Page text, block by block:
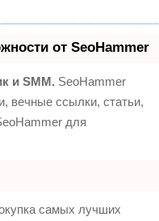
от SeoHammer
и SMM. SeoHammer
вечные ссылки, статьи,
для
самых лучших